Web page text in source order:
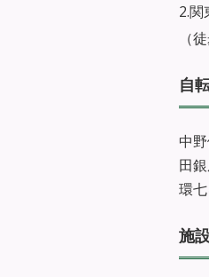
2.関
（
自
中
田
環
施